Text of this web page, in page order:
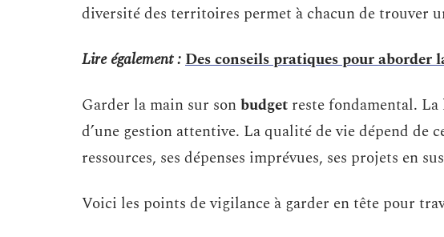
diversité des territoires permet à chacun de trouver
Lire également :Des conseils pratiques pour aborder
Garder la main sur sonbudget reste fondamental.
d’une gestion attentive. La qualité de vie dépend de
ressources, ses dépenses imprévues, ses projets en
Voici les points de vigilance à garder en tête pour